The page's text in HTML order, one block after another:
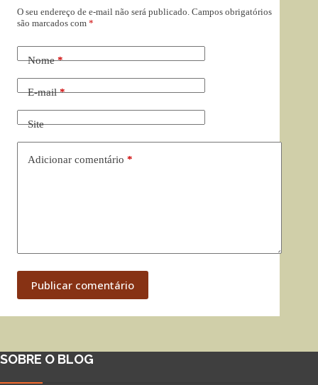
O seu endereço de e-mail não será publicado. Campos obrigatórios
são marcados com *
Nome*
E-mail*
Site
Adicionar comentário *
Publicar comentário
SOBRE O BLOG